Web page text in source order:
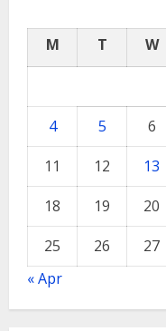
M T W
4
5 6
11
12 13
18
19 20
25
26 27
« Apr